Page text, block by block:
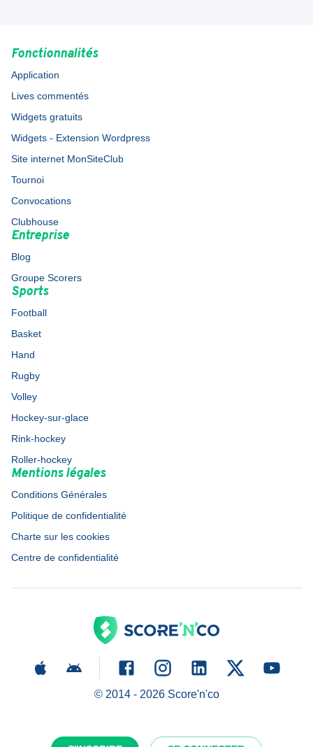
Fonctionnalités
Application
Lives commentés
Widgets gratuits
Widgets - Extension Wordpress
Site internet MonSiteClub
Tournoi
Convocations
Clubhouse
Entreprise
Blog
Groupe Scorers
Sports
Football
Basket
Hand
Rugby
Volley
Hockey-sur-glace
Rink-hockey
Roller-hockey
Mentions légales
Conditions Générales
Politique de confidentialité
Charte sur les cookies
Centre de confidentialité
© 2014 - 2026Score'n'co